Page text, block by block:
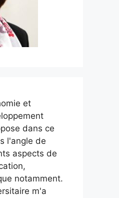
et
dans ce
l'angle de
aspects de
notamment.
m'a